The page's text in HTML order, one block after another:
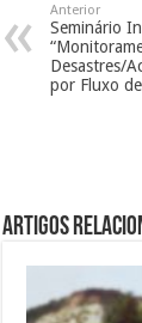
Anterior
Seminário
Desastres/
por Fluxo
Artigos